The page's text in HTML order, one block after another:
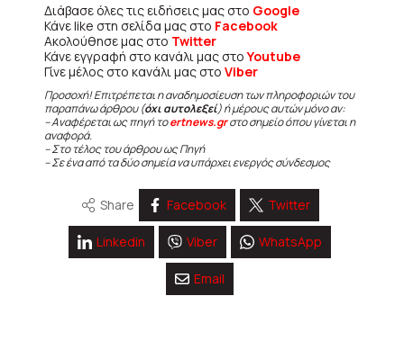
Διάβασε όλες τις ειδήσεις μας στο Google
Κάνε like στη σελίδα μας στο Facebook
Ακολούθησε μας στο Twitter
Κάνε εγγραφή στο κανάλι μας στοYoutube
Γίνε μέλος στο κανάλι μας στο Viber
Προσοχή! Επιτρέπεται η αναδημοσίευση των πληροφοριών του
παραπάνω άρθρου (όχι αυτολεξεί) ή μέρους αυτών μόνο αν:
– Αναφέρεται ως πηγή τοertnews.grστο σημείο όπου γίνεται η
αναφορά.
– Στο τέλος του άρθρου ως Πηγή
– Σε ένα από τα δύο σημεία να υπάρχει ενεργός σύνδεσμος
Share Facebook Twitter
Linkedin Viber WhatsApp
Email